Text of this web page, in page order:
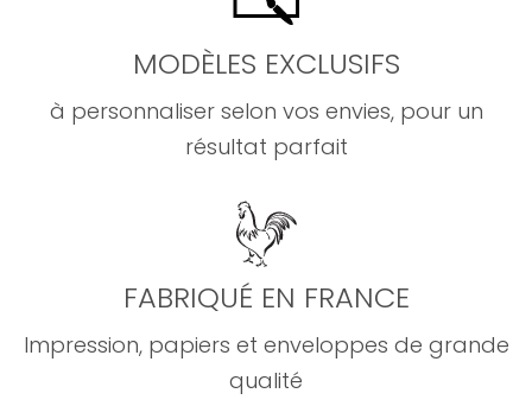
MODÈLES EXCLUSIFS
à personnaliser selon vos envies, pour un
résultat parfait
FABRIQUÉ EN FRANCE
Impression, papiers et enveloppes de grande
qualité